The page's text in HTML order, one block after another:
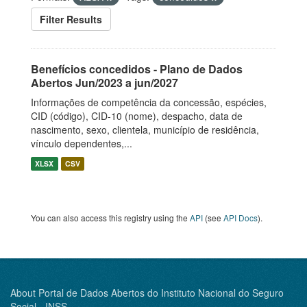
Filter Results
Benefícios concedidos - Plano de Dados
Abertos Jun/2023 a jun/2027
Informações de competência da concessão, espécies,
CID (código), CID-10 (nome), despacho, data de
nascimento, sexo, clientela, município de residência,
vínculo dependentes,...
XLSX CSV
You can also access this registry using the API (see API Docs).
About Portal de Dados Abertos do Instituto Nacional do Seguro